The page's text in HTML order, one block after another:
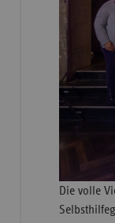
Die volle